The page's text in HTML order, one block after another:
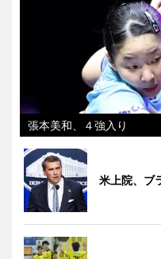
張本美和、４強入り
米上院、ブ